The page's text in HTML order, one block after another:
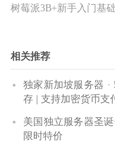
树莓派3B+新手入门基础
相关推荐
独家新加坡服务器 ·
存 | 支持加密货币支
美国独立服务器圣
限时特价